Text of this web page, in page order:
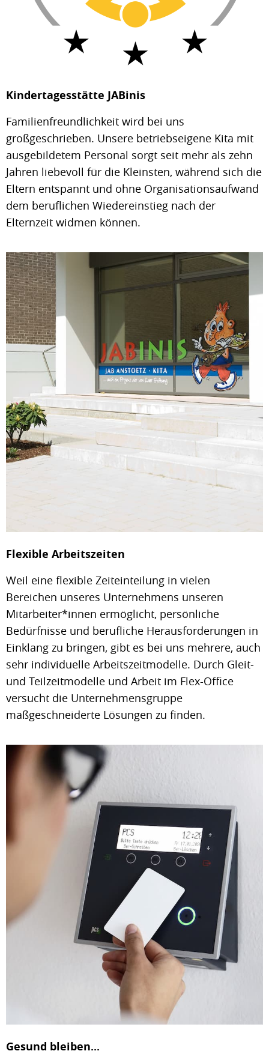
Kindertagesstätte JABinis
Familienfreundlichkeit wird bei uns
großgeschrieben. Unsere betriebseigene Kita mit
ausgebildetem Personal sorgt seit mehr als zehn
Jahren liebevoll für die Kleinsten, während sich die
Eltern entspannt und ohne Organisationsaufwand
dem beruflichen Wiedereinstieg nach der
Elternzeit widmen können.
Flexible Arbeitszeiten
Weil eine flexible Zeiteinteilung in vielen
Bereichen unseres Unternehmens unseren
Mitarbeiter*innen ermöglicht, persönliche
Bedürfnisse und berufliche Herausforderungen in
Einklang zu bringen, gibt es bei uns mehrere, auch
sehr individuelle Arbeitszeitmodelle. Durch Gleit-
und Teilzeitmodelle und Arbeit im Flex-Office
versucht die Unternehmensgruppe
maßgeschneiderte Lösungen zu finden.
Gesund bleiben...